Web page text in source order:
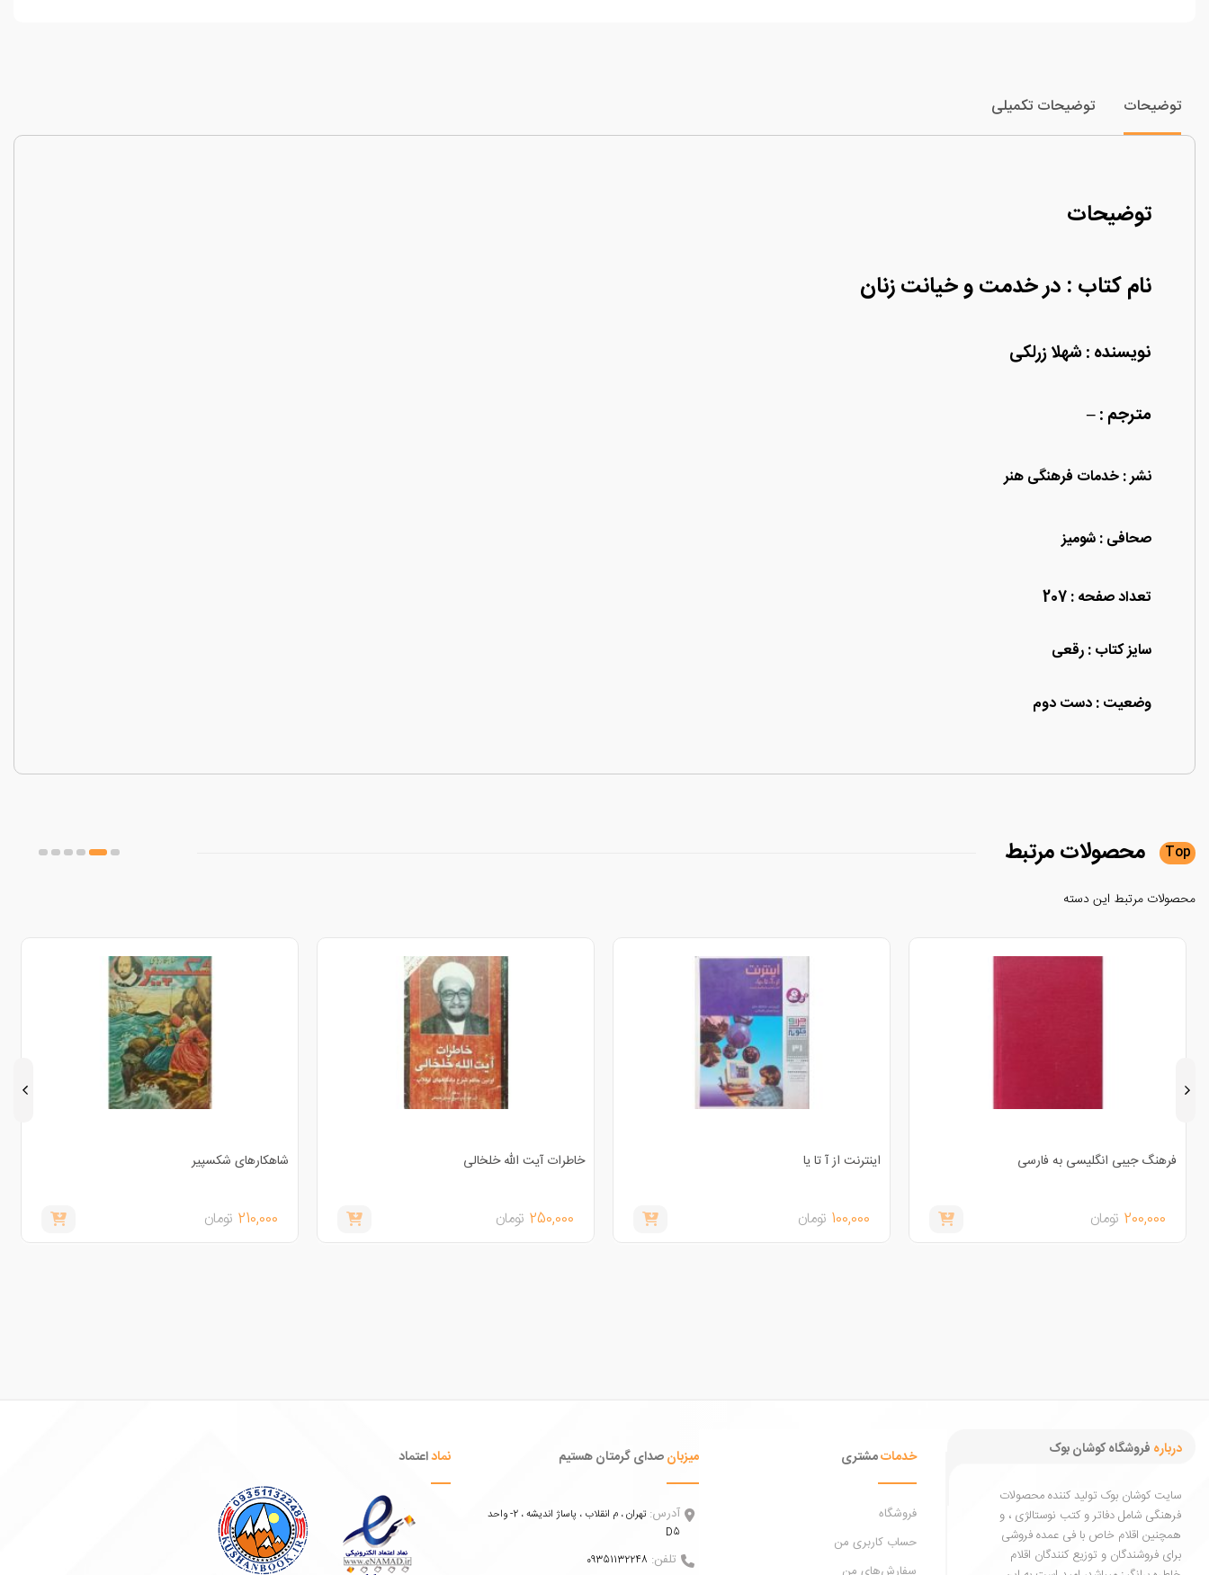
توضیحات توضیحات تکمیلی
توضیحات
نام کتاب : در خدمت و خیانت زنان
نویسنده : شهلا زرلکی
مترجم : –
نشر : خدمات فرهنگی هنر
صحافی : شومیز
تعداد صفحه : 207
سایز کتاب : رقعی
وضعیت : دست دوم
Top محصولاتمرتبط
محصولات مرتبط این دسته
فرهنگ جیبی انگلیسی به فارسی
200,000 تومان
اینترنت از آ تا یا
100,000 تومان
خاطرات آیت الله خلخالی
250,000 تومان
شاهکارهای شکسپیر
210,000 تومان
درباره فروشگاه کوشان بوک
سایت کوشان بوک تولید کننده محصولات
فرهنگی شامل دفاتر و کتب نوستالژی ، و
همچنین اقلام خاص با فی عمده فروشی
برای فروشندگان و توزیع کنندگان اقلام
خدماتمشتری
فروشگاه
حساب کاربری من
میزبانصدای گرمتان هستیم
آدرس:
تهران ، م انقلاب ، پاساژ اندیشه ، 2- واحد
D5
تلفن: 09351132248
نماداعتماد